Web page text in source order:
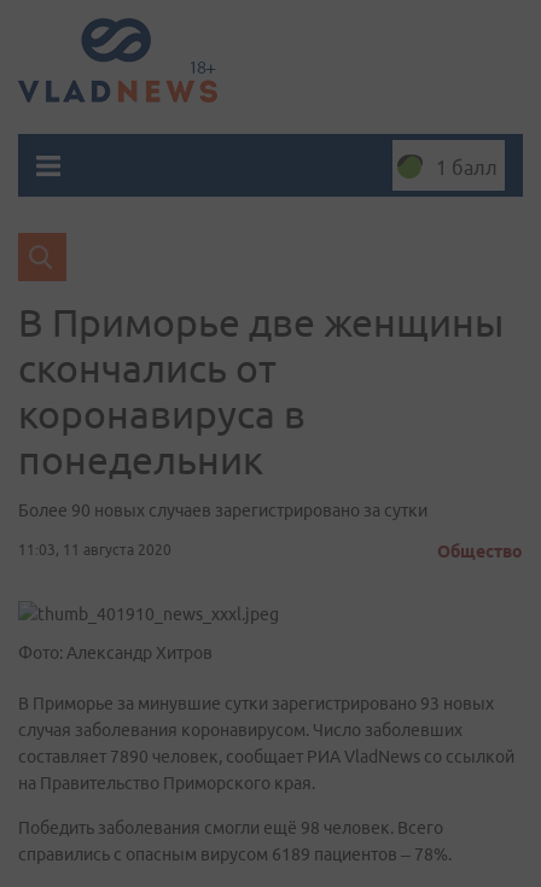
1 балл
В Приморье две женщины
скончались от
коронавируса в
понедельник
Более 90 новых случаев зарегистрировано за сутки
11:03, 11 августа 2020 Общество
Фото: Александр Хитров
В Приморье за минувшие сутки зарегистрировано 93 новых
случая заболевания коронавирусом. Число заболевших
составляет 7890 человек, сообщает РИА VladNews со ссылкой
на Правительство Приморского края.
Победить заболевания смогли ещё 98 человек. Всего
справились с опасным вирусом 6189 пациентов – 78%.